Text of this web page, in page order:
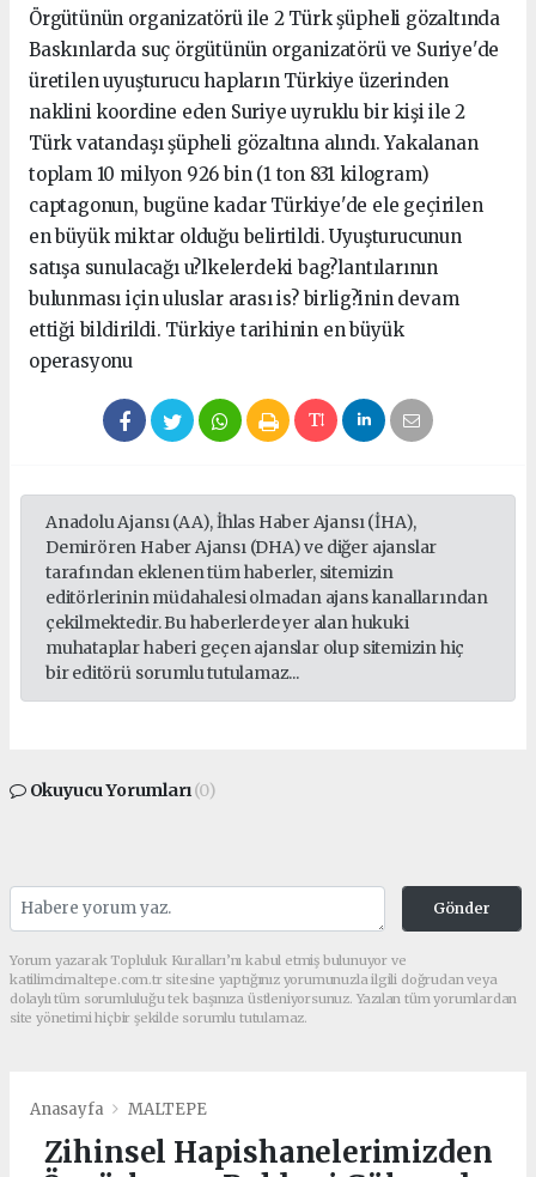
Örgütünün organizatörü ile 2 Türk şüpheli gözaltında
Baskınlarda suç örgütünün organizatörü ve Suriye'de
üretilen uyuşturucu hapların Türkiye üzerinden
naklini koordine eden Suriye uyruklu bir kişi ile 2
Türk vatandaşı şüpheli gözaltına alındı. Yakalanan
toplam 10 milyon 926 bin (1 ton 831 kilogram)
captagonun, bugüne kadar Türkiye'de ele geçirilen
en büyük miktar olduğu belirtildi. Uyuşturucunun
satışa sunulacağı u?lkelerdeki bag?lantılarının
bulunması için uluslar arası is? birlig?inin devam
ettiği bildirildi. Türkiye tarihinin en büyük
operasyonu
Anadolu Ajansı (AA), İhlas Haber Ajansı (İHA),
Demirören Haber Ajansı (DHA) ve diğer ajanslar
tarafından eklenen tüm haberler, sitemizin
editörlerinin müdahalesi olmadan ajans kanallarından
çekilmektedir. Bu haberlerde yer alan hukuki
muhataplar haberi geçen ajanslar olup sitemizin hiç
bir editörü sorumlu tutulamaz...
Okuyucu Yorumları(0)
Gönder
Yorum yazarak Topluluk Kuralları’nı kabul etmiş bulunuyor ve
katilimcimaltepe.com.tr sitesine yaptığınız yorumunuzla ilgili doğrudan veya
dolaylı tüm sorumluluğu tek başınıza üstleniyorsunuz. Yazılan tüm yorumlardan
site yönetimi hiçbir şekilde sorumlu tutulamaz.
Anasayfa MALTEPE
Zihinsel Hapishanelerimizden